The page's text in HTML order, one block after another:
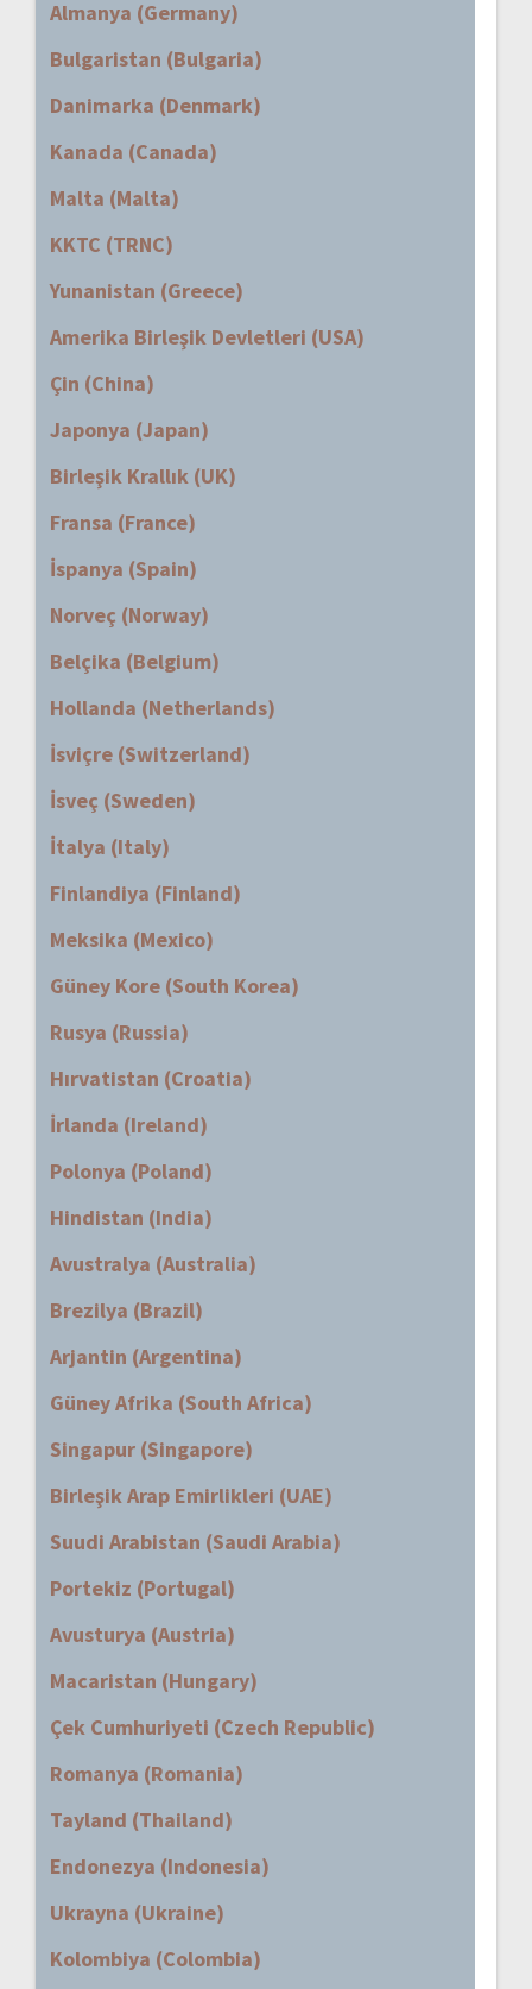
Almanya (Germany)
Bulgaristan (Bulgaria)
Danimarka (Denmark)
Kanada (Canada)
Malta (Malta)
KKTC (TRNC)
Yunanistan (Greece)
Amerika Birleşik Devletleri (USA)
Çin (China)
Japonya (Japan)
Birleşik Krallık (UK)
Fransa (France)
İspanya (Spain)
Norveç (Norway)
Belçika (Belgium)
Hollanda (Netherlands)
İsviçre (Switzerland)
İsveç (Sweden)
İtalya (Italy)
Finlandiya (Finland)
Meksika (Mexico)
Güney Kore (South Korea)
Rusya (Russia)
Hırvatistan (Croatia)
İrlanda (Ireland)
Polonya (Poland)
Hindistan (India)
Avustralya (Australia)
Brezilya (Brazil)
Arjantin (Argentina)
Güney Afrika (South Africa)
Singapur (Singapore)
Birleşik Arap Emirlikleri (UAE)
Suudi Arabistan (Saudi Arabia)
Portekiz (Portugal)
Avusturya (Austria)
Macaristan (Hungary)
Çek Cumhuriyeti (Czech Republic)
Romanya (Romania)
Tayland (Thailand)
Endonezya (Indonesia)
Ukrayna (Ukraine)
Kolombiya (Colombia)